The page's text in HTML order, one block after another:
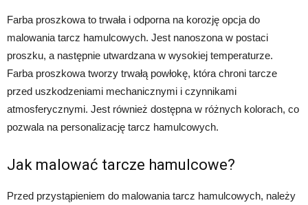
Farba proszkowa to trwała i odporna na korozję opcja do
malowania tarcz hamulcowych. Jest nanoszona w postaci
proszku, a następnie utwardzana w wysokiej temperaturze.
Farba proszkowa tworzy trwałą powłokę, która chroni tarcze
przed uszkodzeniami mechanicznymi i czynnikami
atmosferycznymi. Jest również dostępna w różnych kolorach, co
pozwala na personalizację tarcz hamulcowych.
Jak malować tarcze hamulcowe?
Przed przystąpieniem do malowania tarcz hamulcowych, należy